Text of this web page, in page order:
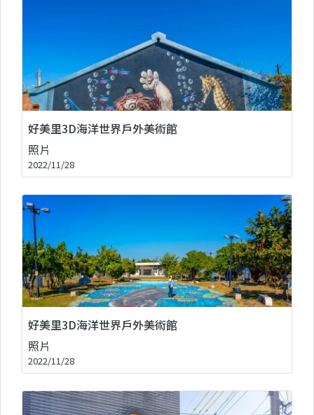
好美里3D海洋世界戶外美術館
照片
2022/11/28
好美里3D海洋世界戶外美術館
照片
2022/11/28